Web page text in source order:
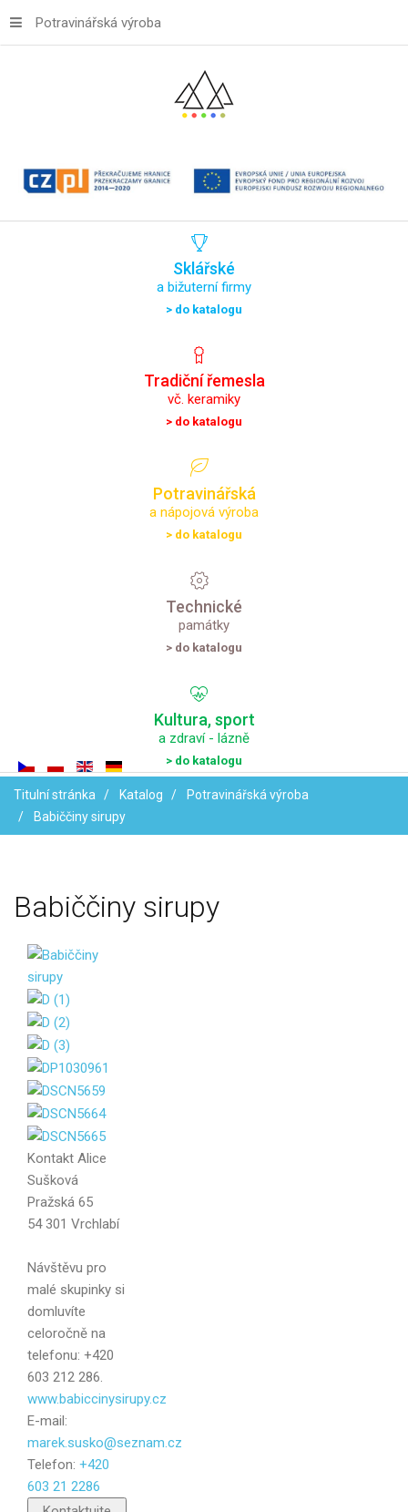
Potravinářská výroba
Sklářské
a bižuterní firmy
> do katalogu
Tradiční řemesla
vč. keramiky
> do katalogu
Potravinářská
a nápojová výroba
> do katalogu
Technické
památky
> do katalogu
Kultura, sport
a zdraví - lázně
> do katalogu
Titulní stránka Katalog
Potravinářská výroba
Babiččiny sirupy
Babiččiny sirupy
Kontakt Alice
Sušková
Pražská 65
54 301 Vrchlabí
Návštěvu pro
malé skupinky si
domluvíte
celoročně na
telefonu: +420
603 212 286.
www.babiccinysirupy.cz
E-mail:
marek.susko@seznam.cz
Telefon: +420
603 21 2286
Vaše jméno
Váš e-mail
Poslat